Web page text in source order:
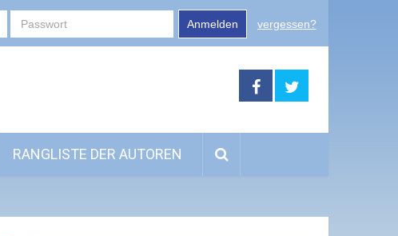
Anmelden vergessen?
RANGLISTE DER AUTOREN